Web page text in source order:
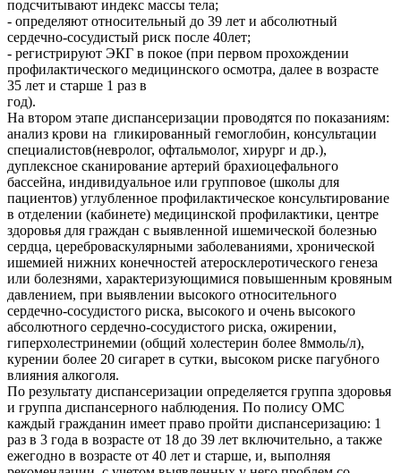
подсчитывают индекс массы тела;
- определяют относительный до 39 лет и абсолютный
сердечно-сосудистый риск после 40лет;
- регистрируют ЭКГ в покое (при первом прохождении
профилактического медицинского осмотра, далее в возрасте
35 лет и старше 1 раз в
На втором этапе диспансеризации проводятся по показаниям:
анализ крови на гликированный гемоглобин, консультации
специалистов(невролог, офтальмолог, хирург и др.),
дуплексное сканирование артерий брахиоцефального
бассейна, индивидуальное или групповое (школы для
пациентов) углубленное профилактическое консультирование
в отделении (кабинете) медицинской профилактики, центре
здоровья для граждан с выявленной ишемической болезнью
сердца, цереброваскулярными заболеваниями, хронической
ишемией нижних конечностей атеросклеротического генеза
или болезнями, характеризующимися повышенным кровяным
давлением, при выявлении высокого относительного
сердечно-сосудистого риска, высокого и очень высокого
абсолютного сердечно-сосудистого риска, ожирении,
гиперхолестринемии (общий холестерин более 8ммоль/л),
курении более 20 сигарет в сутки, высоком риске пагубного
влияния алкоголя.
По результату диспансеризации определяется группа здоровья
и группа диспансерного наблюдения. По полису ОМС
каждый гражданин имеет право пройти диспансеризацию: 1
раз в 3 года в возрасте от 18 до 39 лет включительно, а также
ежегодно в возрасте от 40 лет и старше, и, выполняя